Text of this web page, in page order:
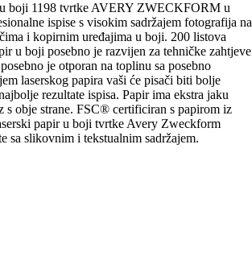
boji 1198 tvrtke AVERY ZWECKFORM u
ispise s visokim sadržajem fotografija na
i kopirnim uređajima u boji. 200 listova
u boji posebno je razvijen za tehničke zahtjeve
je otporan na toplinu sa posebno
laserskog papira vaši će pisači biti bolje
rezultate ispisa. Papir ima ekstra jaku
s obje strane. FSC® certificiran s papirom iz
papir u boji tvrtke Avery Zweckform
sa slikovnim i tekstualnim sadržajem.